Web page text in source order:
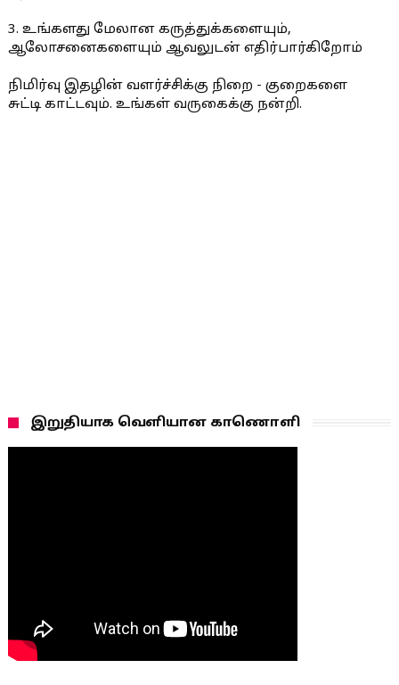
3. உங்களது மேலான கருத்துக்களையும்,
ஆலோசனைகளையும் ஆவலுடன் எதிர்பார்கிறோம்
நிமிர்வு இதழின் வளர்ச்சிக்கு நிறை - குறைகளை
சுட்டி காட்டவும். உங்கள் வருகைக்கு நன்றி.
இறுதியாக வெளியான காணொளி